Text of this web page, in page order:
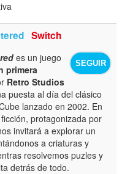
Switch
SEGUIR
es un juego
primera
Retro Studios
puesta al día del clásico
lanzado en 2002. En
protagonizada por
invitará a explorar un
a criaturas y
resolvemos puzles y
detrás de todo.